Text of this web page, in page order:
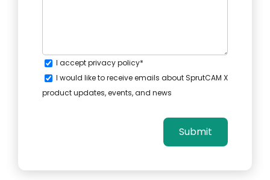
I acceptprivacy policy*
I would like to receive emails about SprutCAM X
product updates, events, and news